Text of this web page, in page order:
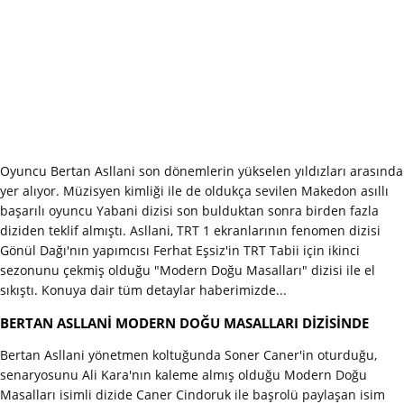
Oyuncu Bertan Asllani son dönemlerin yükselen yıldızları arasında
yer alıyor. Müzisyen kimliği ile de oldukça sevilen Makedon asıllı
başarılı oyuncu Yabani dizisi son bulduktan sonra birden fazla
diziden teklif almıştı. Asllani, TRT 1 ekranlarının fenomen dizisi
Gönül Dağı'nın yapımcısı Ferhat Eşsiz'in TRT Tabii için ikinci
sezonunu çekmiş olduğu "Modern Doğu Masalları" dizisi ile el
sıkıştı. Konuya dair tüm detaylar haberimizde...
BERTAN ASLLANİ MODERN DOĞU MASALLARI DİZİSİNDE
Bertan Asllani yönetmen koltuğunda Soner Caner'in oturduğu,
senaryosunu Ali Kara'nın kaleme almış olduğu Modern Doğu
Masalları isimli dizide Caner Cindoruk ile başrolü paylaşan isim